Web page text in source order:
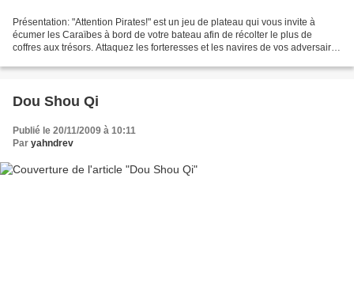
Présentation: "Attention Pirates!" est un jeu de plateau qui vous invite à
écumer les Caraïbes à bord de votre bateau afin de récolter le plus de
coffres aux trésors. Attaquez les forteresses et les navires de vos adversaires
Dou Shou Qi
Publié le 20/11/2009 à 10:11
Par yahndrev